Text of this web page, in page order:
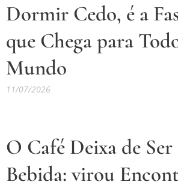
Dormir Cedo, é a
que Chega para
Mundo
11/07/2026
O Café Deixa de Ser
Bebida:virou